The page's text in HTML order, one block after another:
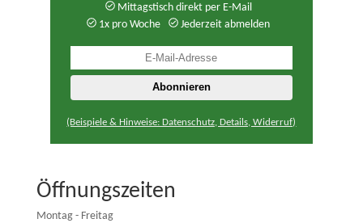
Mittagstisch direkt per E-Mail
1x pro Woche
Jederzeit abmelden
(Beispiele & Hinweise: Datenschutz, Details, Widerruf)
Öffnungszeiten
Montag - Freitag